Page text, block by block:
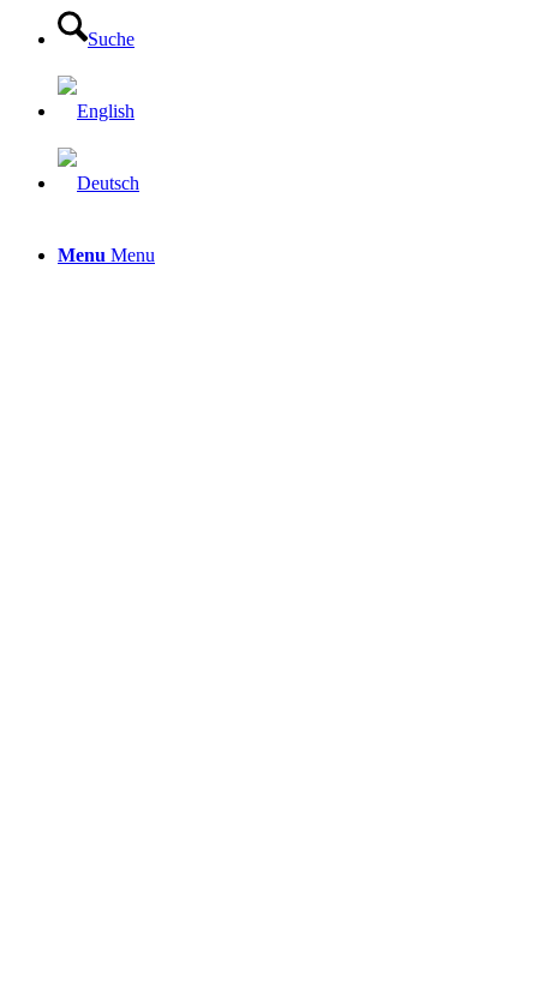
Suche
Menu Menu